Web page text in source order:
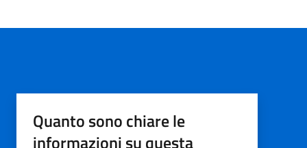
Quanto sono chiare le
informazioni su questa